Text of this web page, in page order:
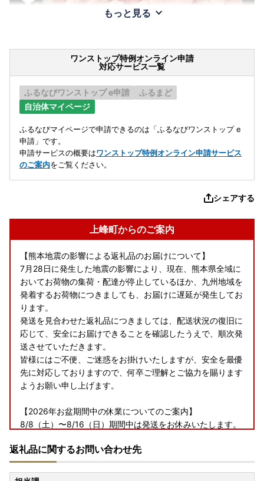
もっと見る
ワンストップ特例オンライン申請
対応サービス一覧
ふるなびワンストップ e申請
ふるまど
自治体マイページ
ふるなびマイページで申請できるのは「ふるなびワンストップ e
申請」です。
申請サービスの概要はワンストップ特例オンライン申請サービス
のご案内をご覧ください。
シェアする
上峰町からのご案内
【熊本地震の影響による返礼品のお届けについて】
7月28日に発生した地震の影響により、現在、熊本県全域に
おいてお荷物の集荷・配達が停止しているほか、九州地域を
発着するお荷物につきましても、お届けに遅延が発生してお
ります。
発送を見合わせた返礼品につきましては、配送状況の復旧に
応じて、安全にお届けできることを確認したうえで、順次発
送させていただきます。
皆様にはご不便、ご迷惑をお掛けいたしますが、安全を最優
先に対応しておりますので、何卒ご理解とご協力を賜ります
ようお願い申し上げます。
【2026年お盆期間中の休業についてのご案内】
8/8（土）〜8/16（日）期間中は発送をお休みいたします。
長期不在のご予定がある場合は事前にご連絡ください。
※出荷準備の都合により、出荷後のご連絡には対応できませ
ん。あらかじめご了承ください。
返礼品に関するお問い合わせ先